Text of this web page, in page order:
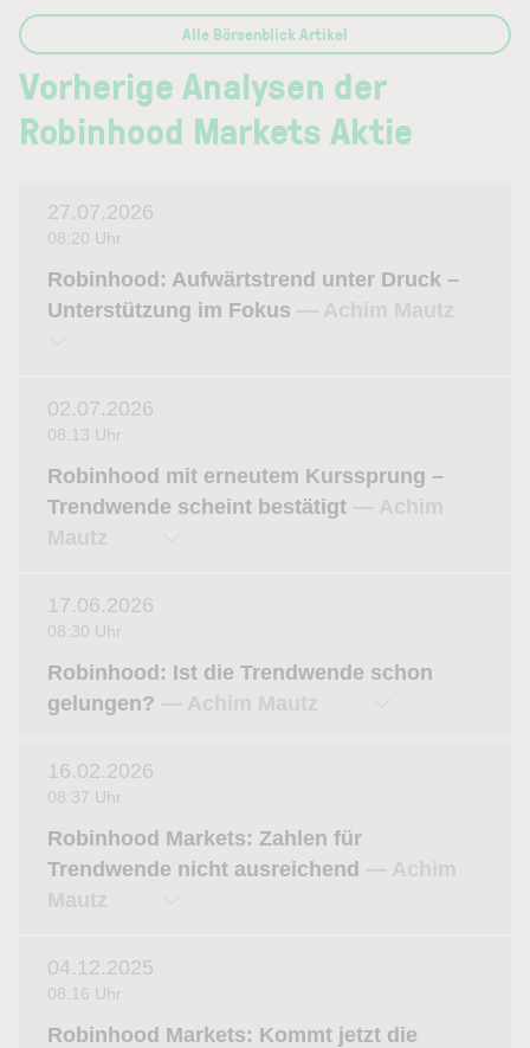
Alle Börsenblick Artikel
Vorherige Analysen der
Robinhood Markets Aktie
27.07.2026
08:20 Uhr
Robinhood: Aufwärtstrend unter Druck –
Unterstützung im Fokus — Achim Mautz
02.07.2026
08:13 Uhr
Robinhood mit erneutem Kurssprung –
Trendwende scheint bestätigt — Achim
Mautz
17.06.2026
08:30 Uhr
Robinhood: Ist die Trendwende schon
gelungen? — Achim Mautz
16.02.2026
08:37 Uhr
Robinhood Markets: Zahlen für
Trendwende nicht ausreichend — Achim
Mautz
04.12.2025
08:16 Uhr
Robinhood Markets: Kommt jetzt die